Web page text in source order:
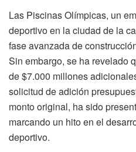
Las Piscinas Olímpicas, un
deportivo en la ciudad de la
fase avanzada de
Sin embargo, se ha revelado
de $7.000 millones
solicitud de adición
monto original, ha sido
marcando un hito en el
deportivo.